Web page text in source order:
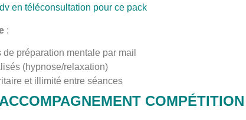
en téléconsultation pour ce pack
:
de préparation mentale par mail
(hypnose/relaxation)
et illimité entre séances
COMPÉTITION